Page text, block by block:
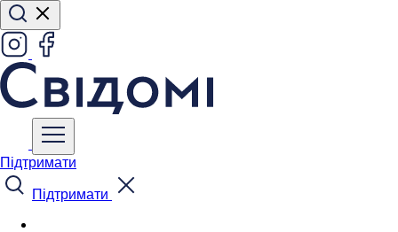
Підтримати
Підтримати